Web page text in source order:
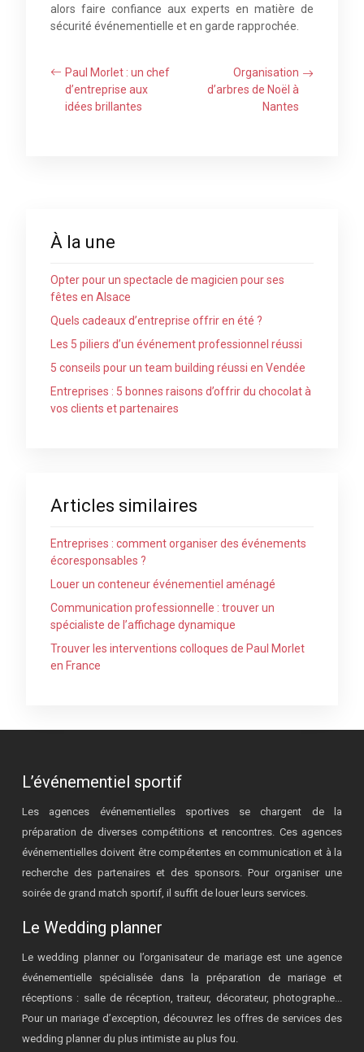
alors faire confiance aux experts en matière de
sécurité événementielle et en garde rapprochée.
Paul Morlet : un chef
d’entreprise aux
idées brillantes
Organisation
d’arbres de Noël à
Nantes
À la une
Opter pour un spectacle de magicien pour ses
fêtes en Alsace
Quels cadeaux d’entreprise offrir en été ?
Les 5 piliers d’un événement professionnel réussi
5 conseils pour un team building réussi en Vendée
Entreprises : 5 bonnes raisons d’offrir du chocolat à
vos clients et partenaires
Articles similaires
Entreprises : comment organiser des événements
écoresponsables ?
Louer un conteneur événementiel aménagé
Communication professionnelle : trouver un
spécialiste de l’affichage dynamique
Trouver les interventions colloques de Paul Morlet
en France
L’événementiel sportif
Les agences événementielles sportives se chargent de la
préparation de diverses compétitions et rencontres. Ces agences
événementielles doivent être compétentes en communication et à la
recherche des partenaires et des sponsors. Pour organiser une
soirée de grand match sportif, il suffit de louer leurs services.
Le Wedding planner
Le wedding planner ou l’organisateur de mariage est une agence
événementielle spécialisée dans la préparation de mariage et
réceptions : salle de réception, traiteur, décorateur, photographe...
Pour un mariage d’exception, découvrez les offres de services des
wedding planner du plus intimiste au plus fou.